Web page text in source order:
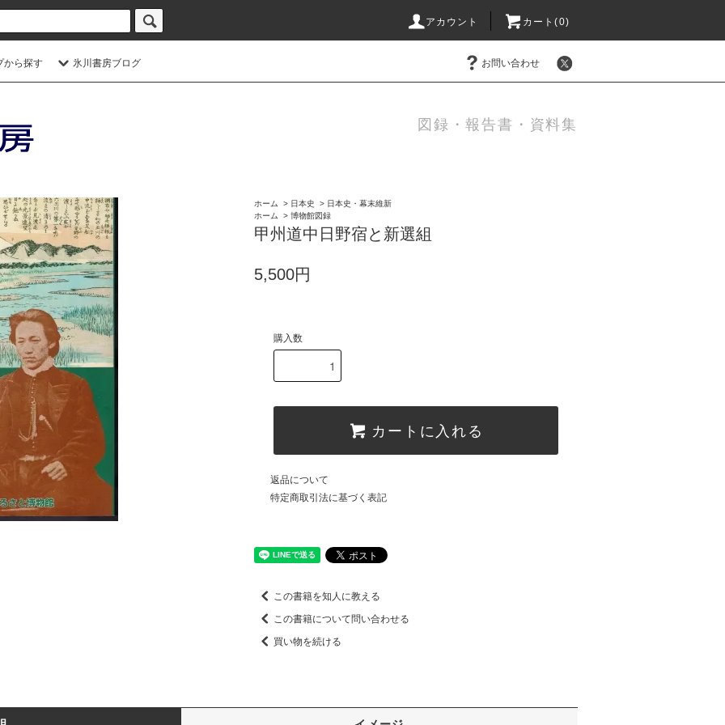
アカウント カート(0)
から探す 氷川書房ブログ お問い合わせ
図録・報告書・資料集
ホーム > 日本史 > 日本史・幕末維新
ホーム
> 博物館図録
甲州道中日野宿と新選組
5,500円
購入数
カートに入れる
返品について
特定商取引法に基づく表記
この書籍を知人に教える
この書籍について問い合わせる
買い物を続ける